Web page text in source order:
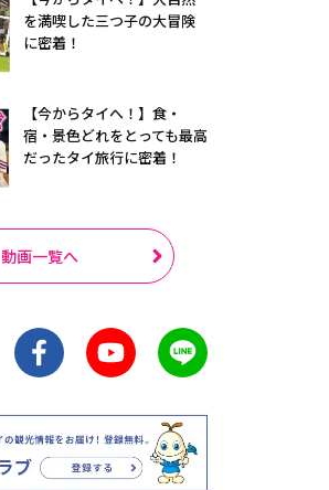
を満喫した三つ子の大冒険
に密着！
【今からタイへ！】食・
宿・景色どれをとっても最高
だったタイ旅行に密着！
動画一覧へ